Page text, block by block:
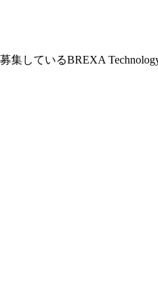
しているBREXA